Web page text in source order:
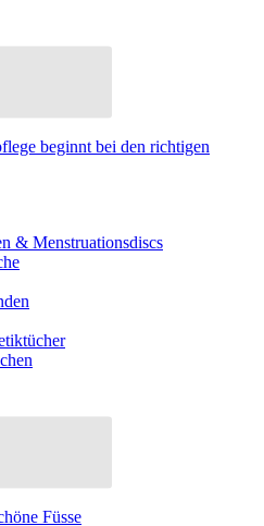
beginnt bei den richtigen
& Menstruationsdiscs
Füsse